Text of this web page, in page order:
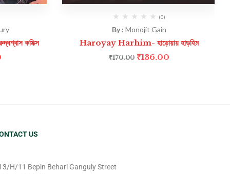
কমিক্স
(0)
By : Monojit Gain
Haroyay Harhim- হাড়োয়ায় হাড়হিম
₹170.00 ₹136.00
US
H/11 Bepin Behari Ganguly Street